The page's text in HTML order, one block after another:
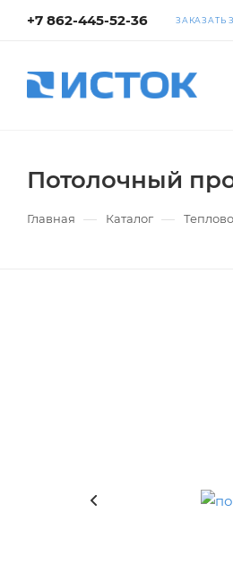
+7 862-445-52-36 ЗАКАЗАТЬ
Потолочный
Главная — Каталог —